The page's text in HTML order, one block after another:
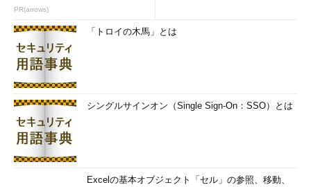
だ。これは言葉で説明しにくいのだが、後ほど計算アルゴリズム
を表した図をご覧いただけば、この意味を納得していただけると
思う。
では、最初にPRFの関数型を見ておこう。TLSで使用するPRF
では、その入力に3つのパラメータを持っている。シード、ラベ
ル、そしてシークレットだ。
まず「シード」は、疑似乱数関数ならどれでも備えているもの
で、乱数のタネになる数値である。疑似乱数はシードに対して特
PR(arrows)
「トロイの木馬」とは
シングルサインオン（Single Sign-On：SSO）とは
Excelの基本オブジェクト「セル」の参照、移動、